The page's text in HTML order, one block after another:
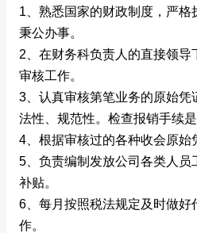
1、熟悉国家的财政制度，严格
秉公办事。
2、在财务科负责人的直接领导
审核工作。
3、认真审核第笔业务的原始凭
法性、规范性。检查报销手续是
4、根据审核过的各种收会原始
5、负责编制发放公司各类人员
补贴。
6、每月按照税法规定及时做好
作。